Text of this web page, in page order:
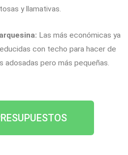
y llamativas.
Las más económicas ya
con techo para hacer de
adosadas pero más pequeñas.